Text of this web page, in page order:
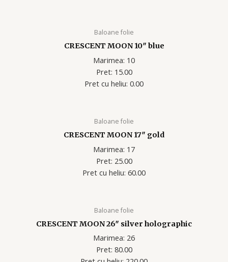
Baloane folie
CRESCENT MOON 10″ blue
Marimea: 10
Pret: 15.00
Pret cu heliu: 0.00
Baloane folie
CRESCENT MOON 17″ gold
Marimea: 17
Pret: 25.00
Pret cu heliu: 60.00
Baloane folie
CRESCENT MOON 26″ silver holographic
Marimea: 26
Pret: 80.00